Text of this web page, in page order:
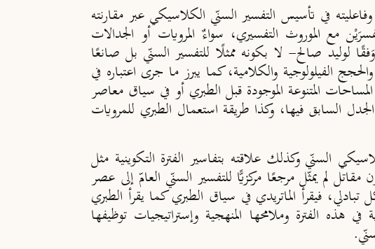
في تأسيس التفسير السنّي الكلاسيكي عبر مقارنته
مع الموروث التفسيري، سواءٌ المرويات أو الجدالات
لوليد صالح- لا بكونه ممثلًا للتفسير السنّي بل صانعًا
الفيلولوجية والكلامية، كما يبرز ما جرى اعتباره في
المتنوعة الموجودة قبل الطبري أو في سياق معاصر
السابق فيها، وكذا طريقة استعمال الطبري للمرويات
السنّي وكذلك علاقته بتفاسير الفترة التكوينية مثل
لم يمثّل مرجعًا مركزيًّا للتفسير السنّي العامّ إلى عصر
فيقرأ الماتريدي في سياق الطبري كما يقرأ الطبري
الفترة وملامحها المنهجية وإستراتيجيات توظيفها